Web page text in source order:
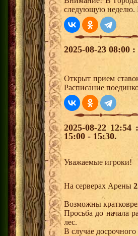
следующую неделю.
2025-08-23 08:00
Открыт прием
Расписание
2025-08-22 12:54
15:00 - 15:30.
Уважаемые игроки!
На серверах Арены
Возможны
Просьба до начала
лес.
В случае досрочного